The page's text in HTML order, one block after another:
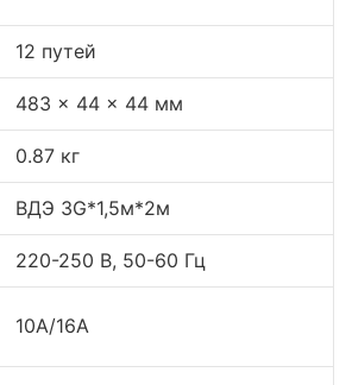
12 путей
483 x 44 x 44 мм
0.87 кг
ВДЭ 3G*1,5м*2м
220-250 В, 50-60 Гц
10А/16А